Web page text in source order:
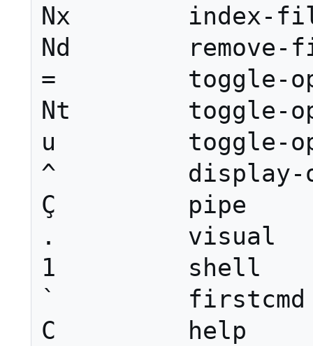
Nx        index-
Nd        remove-
=         toggle-
Nt        toggle-
u         toggle-
^         display-
Ç         pipe
.         visual
1         shell
`         firstcmd
C         help